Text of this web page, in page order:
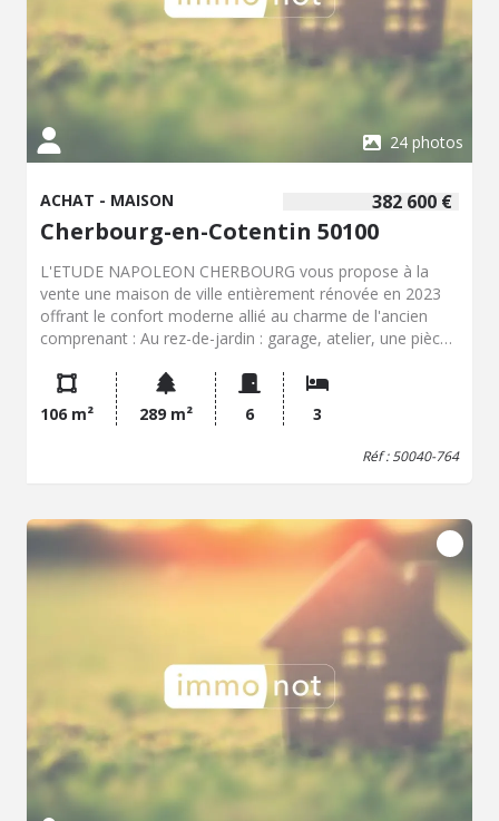
24 photos
382 600 €
ACHAT - MAISON
Cherbourg-en-Cotentin 50100
L'ETUDE NAPOLEON CHERBOURG vous propose à la
vente une maison de ville entièrement rénovée en 2023
offrant le confort moderne allié au charme de l'ancien
comprenant : Au rez-de-jardin : garage, atelier, une pièce,
équipée, salle à manger, salon avec coin bureau et
placards, une verrière. Au premier étage : deux chambres
dont une avec placard et une pièce pouvant faire office
de chambre d'enfant ou bureau, une salle de bains et
au premier étage en bois exotique faisant office de jardin
d'hiver. Toutes nos annonces sur
www.etudenapoleon.notaires.fr
106 m² 289 m² 6 3
Réf : 50040-764